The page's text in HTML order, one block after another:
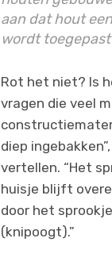
aan dat hout
wordt
Rot het niet? Is
vragen die veel
diep
vertellen. “Het
huisje blijft
door het
(knipoogt).”